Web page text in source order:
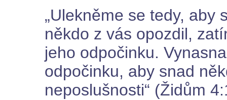
„Ulekněme se tedy, aby
někdo z vás opozdil,
jeho odpočinku.
odpočinku, aby snad
neposlušnosti“ (Židům